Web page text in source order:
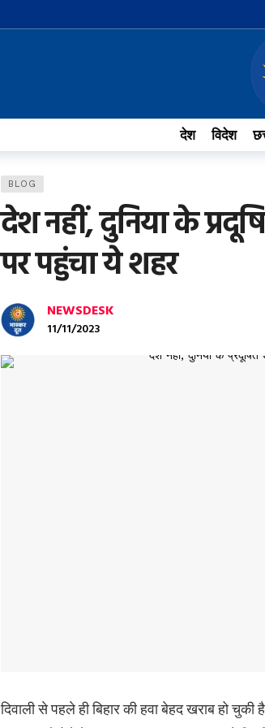
देश विदेश
BLOG
देश नहीं, दुनिया के
पर पहुंचा ये शहर
NEWSDESK
11/11/2023
दिवाली से पहले ही बिहार की हवा बेहद खराब हो